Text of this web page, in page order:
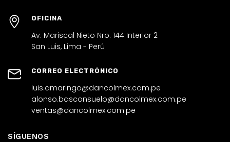
OFICINA
Av. Mariscal Nieto Nro. 144 Interior 2
San Luis, Lima - Perú
CORREO ELECTRÓNICO
luis.amaringo@dancolmex.com.pe
alonso.basconsuelo@dancolmex.com.pe
ventas@dancolmex.com.pe
SÍGUENOS